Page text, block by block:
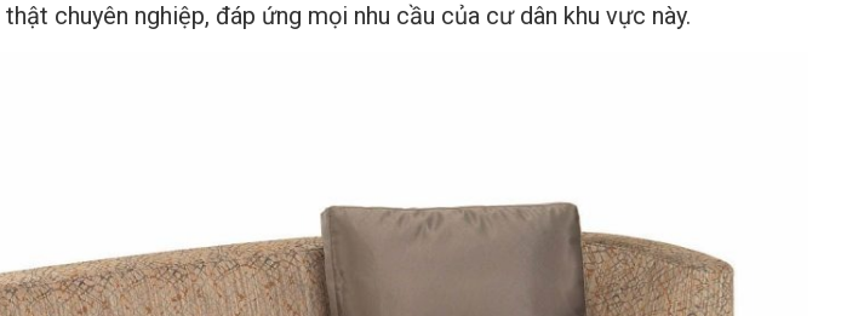
chuyên nghiệp, đáp ứng mọi nhu cầu của cư dân khu vực này.